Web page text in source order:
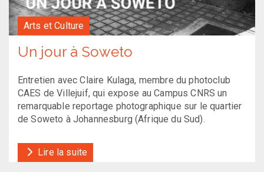
Arts et Culture
Un jour à Soweto
Entretien avec Claire Kulaga, membre du photoclub
CAES de Villejuif, qui expose au Campus CNRS un
remarquable reportage photographique sur le quartier
de Soweto à Johannesburg (Afrique du Sud).
Lire la suite